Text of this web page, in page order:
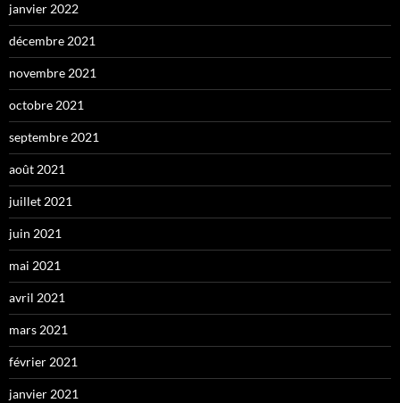
janvier 2022
décembre 2021
novembre 2021
octobre 2021
septembre 2021
août 2021
juillet 2021
juin 2021
mai 2021
avril 2021
mars 2021
février 2021
janvier 2021